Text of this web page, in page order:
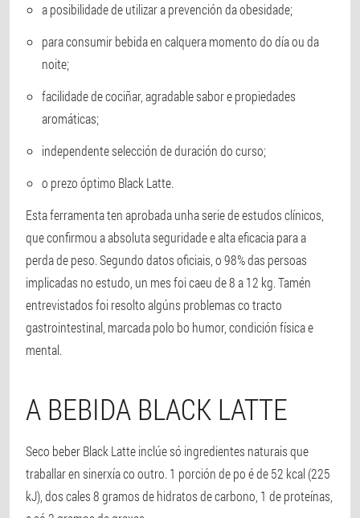
a posibilidade de utilizar a prevención da obesidade;
para consumir bebida en calquera momento do día ou da
noite;
facilidade de cociñar, agradable sabor e propiedades
aromáticas;
independente selección de duración do curso;
o prezo óptimo Black Latte.
Esta ferramenta ten aprobada unha serie de estudos clínicos,
que confirmou a absoluta seguridade e alta eficacia para a
perda de peso. Segundo datos oficiais, o 98% das persoas
implicadas no estudo, un mes foi caeu de 8 a 12 kg. Tamén
entrevistados foi resolto algúns problemas co tracto
gastrointestinal, marcada polo bo humor, condición física e
mental.
A BEBIDA BLACK LATTE
Seco beber Black Latte inclúe só ingredientes naturais que
traballar en sinerxía co outro. 1 porción de po é de 52 kcal (225
kJ), dos cales 8 gramos de hidratos de carbono, 1 de proteínas,